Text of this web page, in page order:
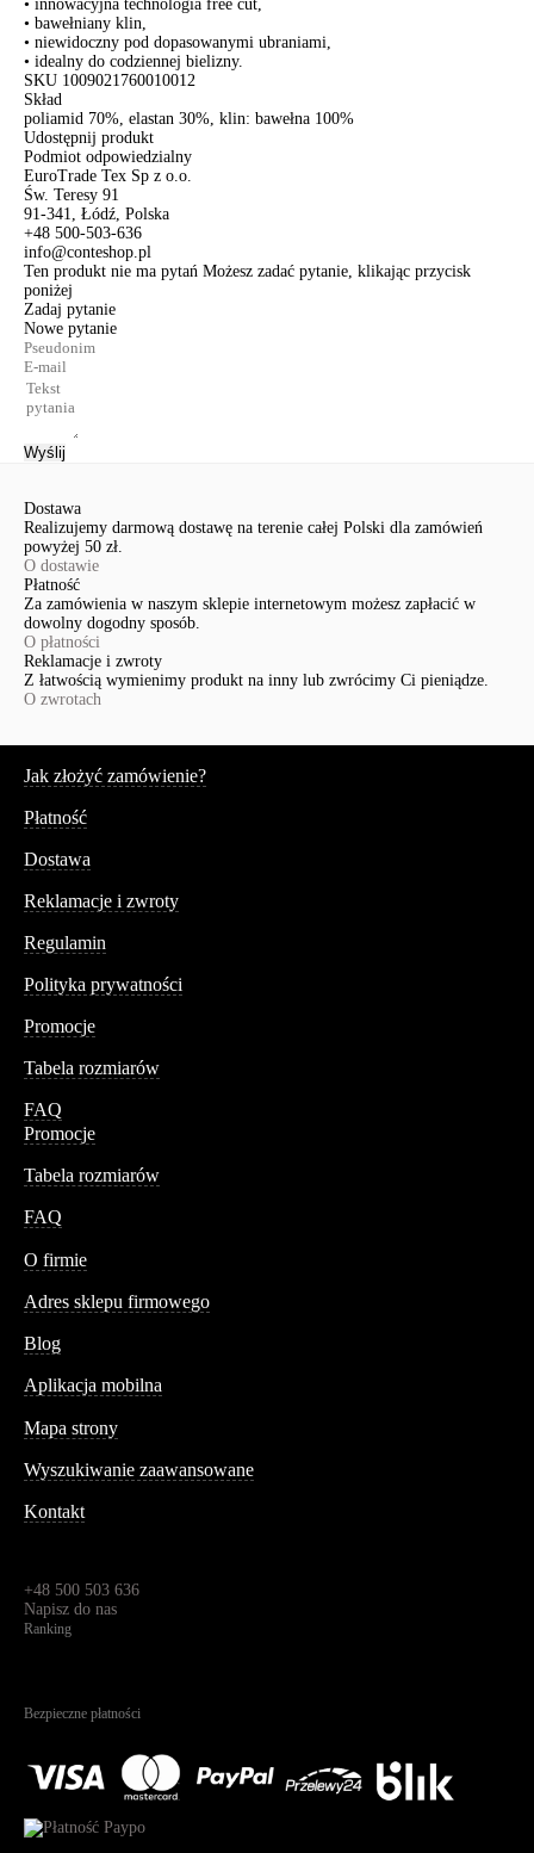
• innowacyjna technologia free cut,
• bawełniany klin,
• niewidoczny pod dopasowanymi ubraniami,
• idealny do codziennej bielizny.
SKU 1009021760010012
Skład
poliamid 70%, elastan 30%, klin: bawełna 100%
Udostępnij produkt
Podmiot odpowiedzialny
EuroTrade Tex Sp z o.o.
Św. Teresy 91
91-341, Łódź, Polska
+48 500-503-636
info@conteshop.pl
Ten produkt nie ma pytań Możesz zadać pytanie, klikając przycisk
poniżej
Zadaj pytanie
Nowe pytanie
Wyślij
Dostawa
Realizujemy darmową dostawę na terenie całej Polski dla zamówień
powyżej 50 zł.
O dostawie
Płatność
Za zamówienia w naszym sklepie internetowym możesz zapłacić w
dowolny dogodny sposób.
O płatności
Reklamacje i zwroty
Z łatwością wymienimy produkt na inny lub zwrócimy Ci pieniądze.
O zwrotach
Jak złożyć zamówienie?
Płatność
Dostawa
Reklamacje i zwroty
Regulamin
Polityka prywatności
Promocje
Tabela rozmiarów
FAQ
Promocje
Tabela rozmiarów
FAQ
O firmie
Adres sklepu firmowego
Blog
Aplikacja mobilna
Mapa strony
Wyszukiwanie zaawansowane
Kontakt
+48 500 503 636
Napisz do nas
Ranking
Bezpieczne płatności